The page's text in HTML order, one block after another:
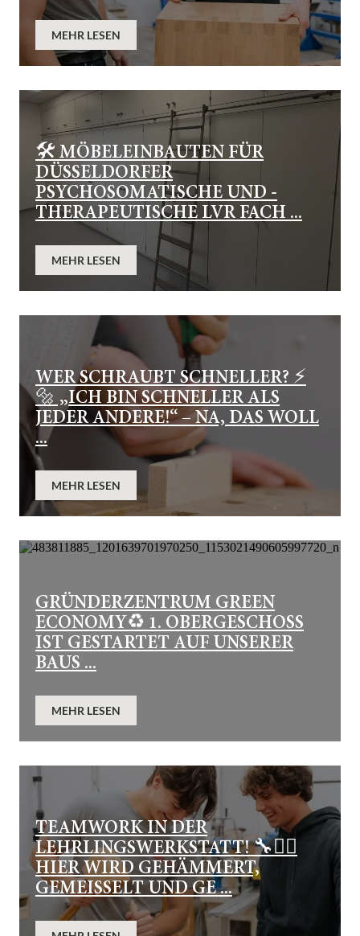
MEHR LESEN
🛠️ MÖBELEINBAUTEN FÜR
DÜSSELDORFER
PSYCHOSOMATISCHE UND -
THERAPEUTISCHE LVR FACH ...
MEHR LESEN
WER SCHRAUBT SCHNELLER? ⚡
🔩 „ICH BIN SCHNELLER ALS
JEDER ANDERE!“ – NA, DAS WOLL
...
MEHR LESEN
GRÜNDERZENTRUM GREEN
ECONOMY♻️ 1. OBERGESCHOSS
IST GESTARTET AUF UNSERER
BAUS ...
MEHR LESEN
TEAMWORK IN DER
LEHRLINGSWERKSTATT! 🔧👷‍♂️
HIER WIRD GEHÄMMERT,
GEMEISSELT UND GE ...